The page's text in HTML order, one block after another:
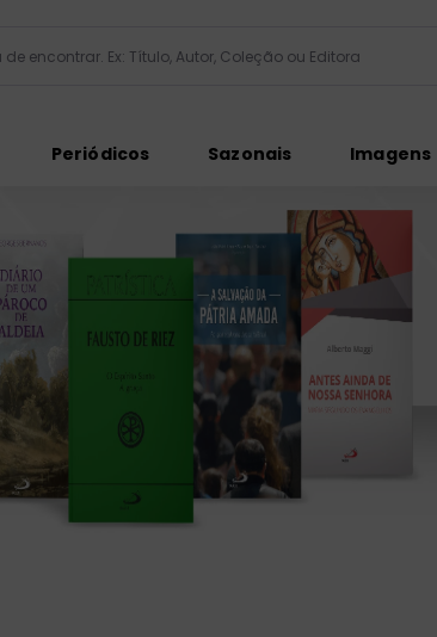
Periódicos Sazonais Imagens